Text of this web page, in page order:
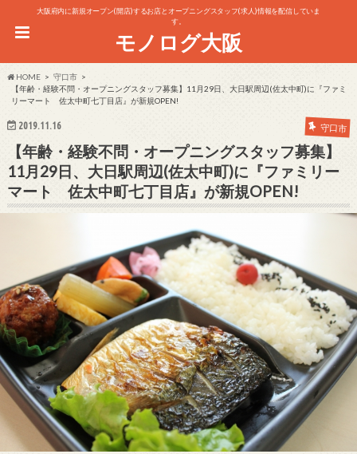
大阪府内に新規オープン(開店)するお店とオープニングスタッフ(求人)情報を配信していま
す。
モノログ大阪
HOME
守口市
【年齢・経験不問・オープニングスタッフ募集】11月29日、大日駅周辺(佐太中町)に『ファミ
リーマート 佐太中町七丁目店』が新規OPEN!
2019.11.16 守口市
【年齢・経験不問・オープニングスタッフ募集】
11月29日、大日駅周辺(佐太中町)に『ファミリー
マート 佐太中町七丁目店』が新規OPEN!